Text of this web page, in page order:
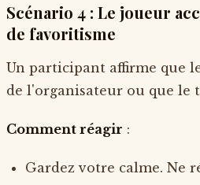
Scénario 4 : Le joueur
de favoritisme
Un participant affirme que
de l'organisateur ou que le
Comment réagir :
Gardez votre calme. Ne